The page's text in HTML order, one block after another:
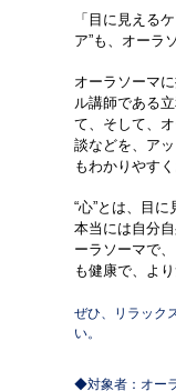
「目に見える
ア”も、オーラ
オーラソーマに
ル講師である
て、そして、
談などを、ア
もわかりやす
“心”とは、目に
本当には自分
ーラソーマで
も健康で、よ
ぜひ、リラック
い。
◆対象者：オー